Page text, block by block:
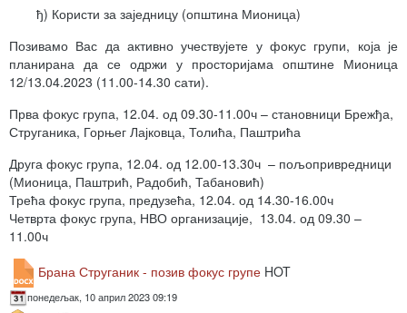
ђ) Користи за заједницу (општина Мионица)
Позивамо Вас да активно учествујете у фокус групи, која је
планирана да се одржи у просторијама општине Мионица
12/13.04.2023 (11.00-14.30 сати).
Прва фокус група, 12.04. од 09.30-11.00ч – становници Брежђа,
Струганика, Горњег Лајковца, Толића, Паштрића
Друга фокус група, 12.04. од 12.00-13.30ч – пољопривредници
(Мионица, Паштрић, Радобић, Табановић)
Трећа фокус група, предузећа, 12.04. од 14.30-16.00ч
Четврта фокус група, НВО организације, 13.04. од 09.30 –
11.00ч
Брана Струганик - позив фокус групе HOT
понедељак, 10 април 2023 09:19